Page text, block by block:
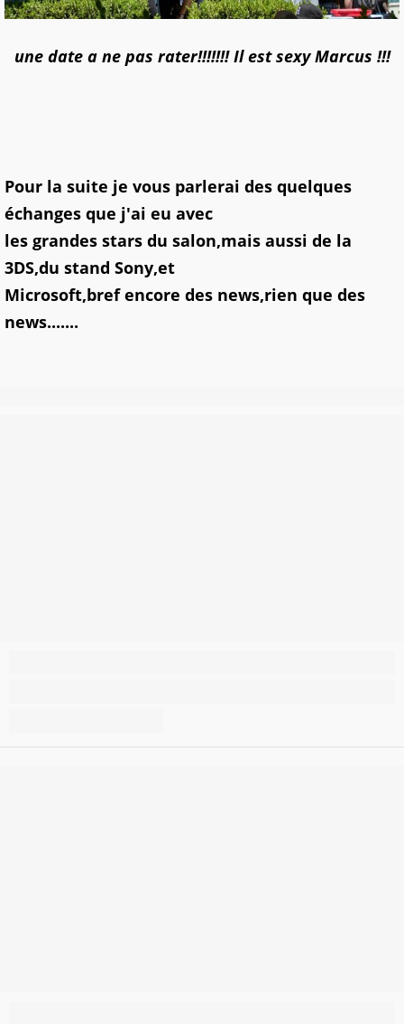
une date a ne pas rater!!!!!!! Il est sexy Marcus !!!
Pour la suite je vous parlerai des quelques
échanges que j'ai eu avec
les grandes stars du salon,mais aussi de la
3DS,du stand Sony,et
Microsoft,bref encore des news,rien que des
news.......